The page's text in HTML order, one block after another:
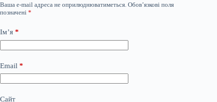
Ваша e-mail адреса не оприлюднюватиметься. Обов’язкові поля
позначені *
Ім’я *
Email *
Сайт